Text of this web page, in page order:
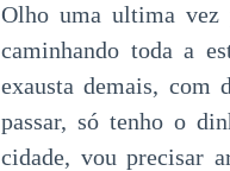
Olho uma ultima vez
caminhando toda a
exausta demais, com
passar, só tenho o
cidade, vou precisar